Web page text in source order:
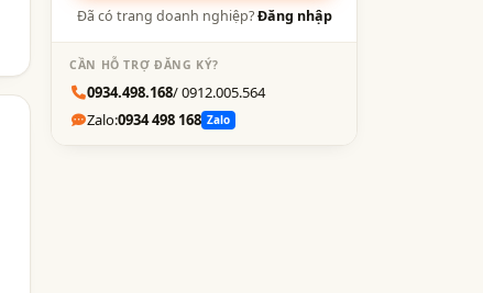
Đã có trang doanh nghiệp?Đăng nhập
CẦN HỖ TRỢ ĐĂNG KÝ?
0934.498.168/ 0912.005.564
Zalo:0934 498 168 Zalo